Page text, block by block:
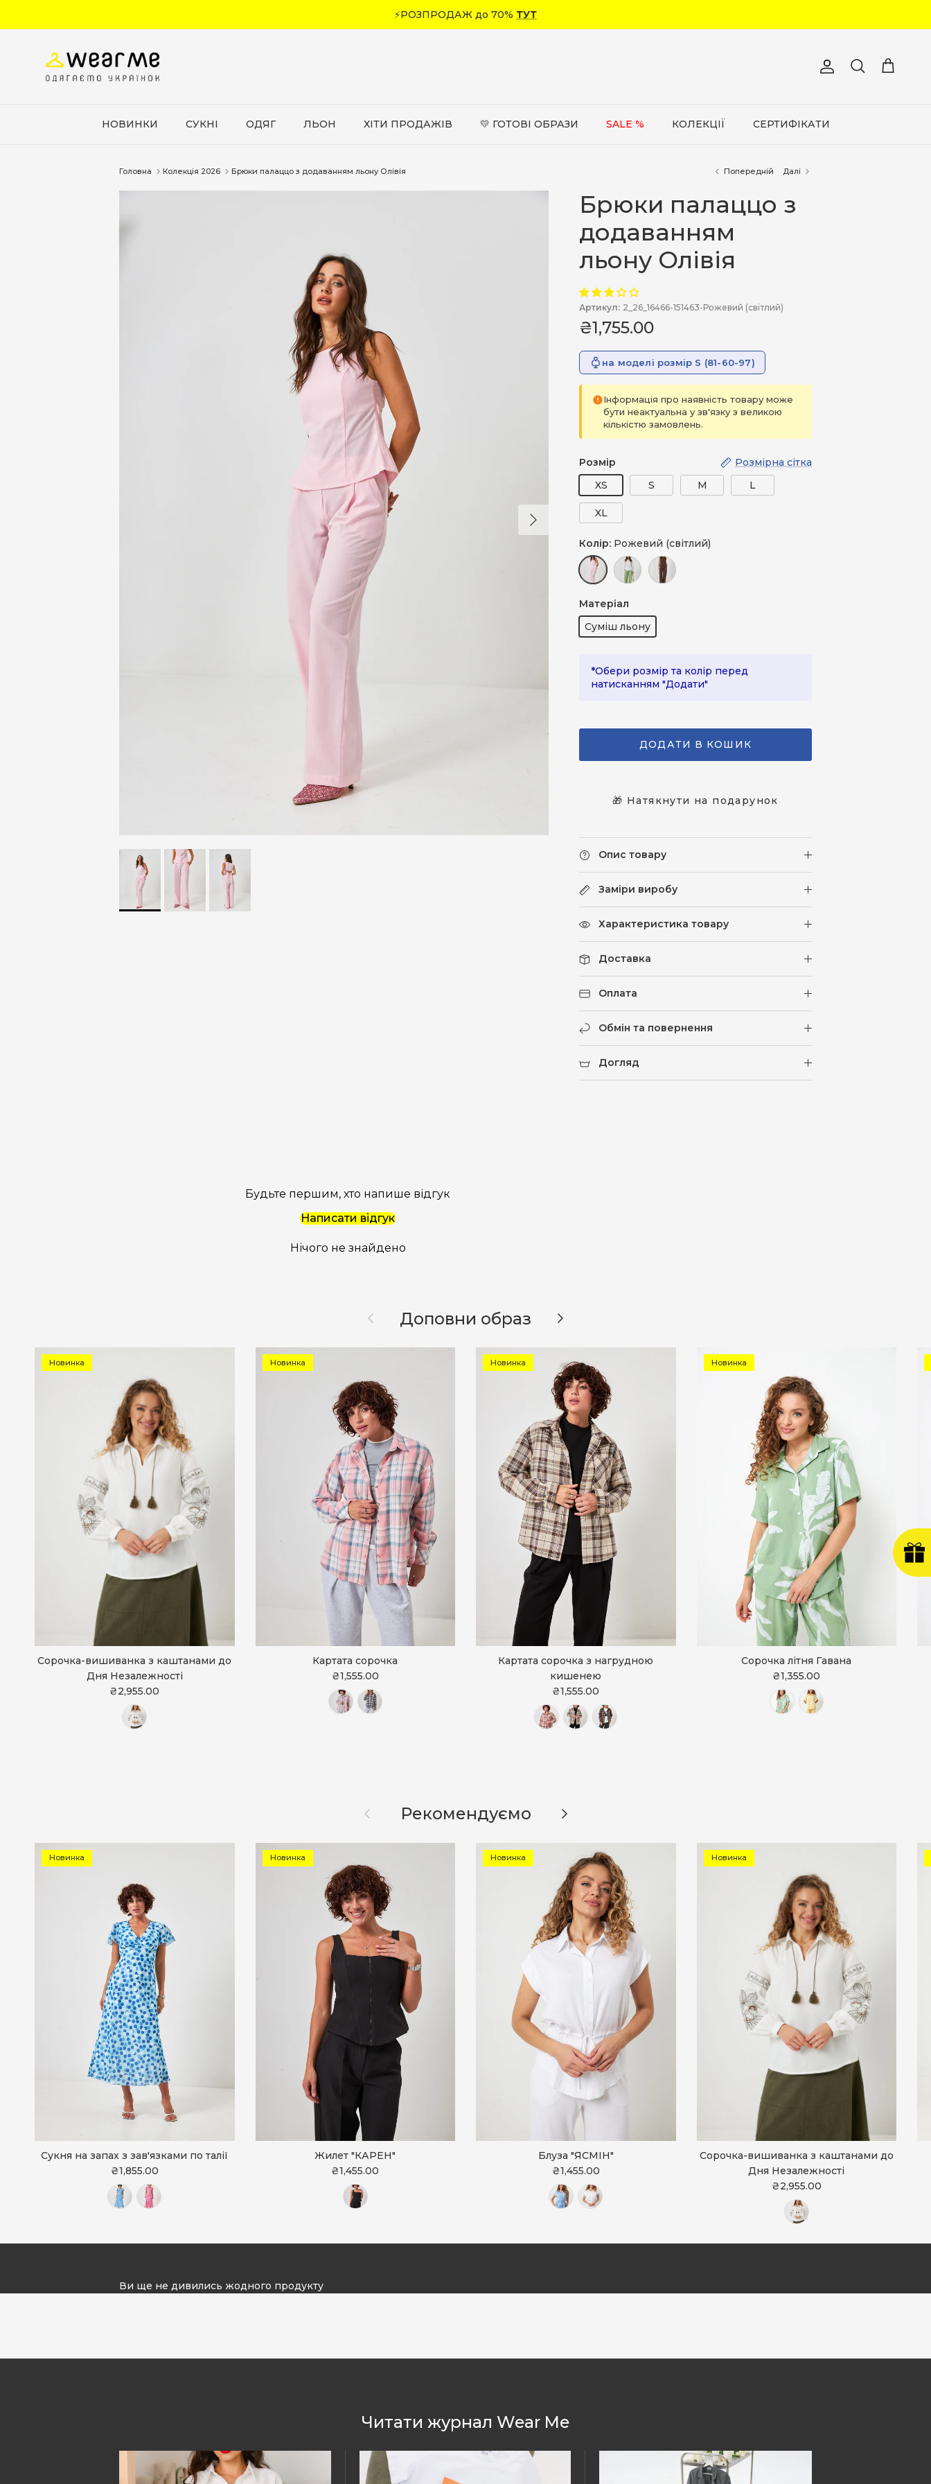
Обліковий запис
Пошук Кошик
НОВИНКИ СУКНІ ОДЯГ ЛЬОН ХІТИ ПРОДАЖІВ 💛 ГОТОВІ ОБРАЗИ SALE % КОЛЕКЦІЇ СЕРТИФІКАТИ
Головна Колекція 2026 Брюки палаццо з додаванням льону Олівія Попередній Далі
Далі
Брюки палаццо з
додаванням
льону Олівія
Артикул: 2_26_16466-151463-Рожевий (світлий)
₴1,755.00
на моделі розмір S (81-60-97)
Інформація про наявність товару може
бути неактуальна у зв'язку з великою
кількістю замовлень.
Розмір
Розмірна сітка
XS
S M L
XL
Колір: Рожевий (світлий)
Матеріал
Суміш льону
*Обери розмір та колір перед
натисканням "Додати"
ДОДАТИ В КОШИК
🎁 Натякнути на подарунок
Опис товару
Заміри виробу
Характеристика товару
Доставка
Оплата
Обмін та повернення
Догляд
Будьте першим, хто напише відгук
Написати відгук
Нічого не знайдено
НазадДоповни образ Далі
Новинка
Сорочка-вишиванка з каштанами до
Дня Незалежності
₴2,955.00
Новинка
Картата сорочка
₴1,555.00
Новинка
Картата сорочка з нагрудною
кишенею
₴1,555.00
Новинка
Сорочка літня Гавана
₴1,355.00
Назад Рекомендуємо Далі
Новинка
Сукня на запах з зав'язками по талії
₴1,855.00
Новинка
Жилет "КАРЕН"
₴1,455.00
Новинка
Блуза "ЯСМІН"
₴1,455.00
Новинка
Сорочка-вишиванка з каштанами до
Дня Незалежності
₴2,955.00
Ви ще не дивились жодного продукту
Читати журнал Wear Me